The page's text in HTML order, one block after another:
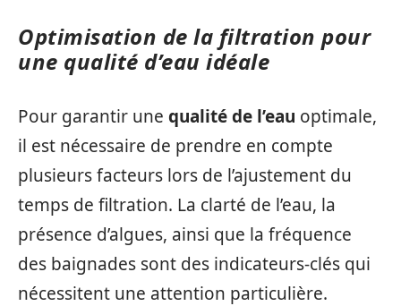
Optimisation de la filtration pour
une qualité d’eau idéale
Pour garantir une qualité de l’eau optimale,
il est nécessaire de prendre en compte
plusieurs facteurs lors de l’ajustement du
temps de filtration. La clarté de l’eau, la
présence d’algues, ainsi que la fréquence
des baignades sont des indicateurs-clés qui
nécessitent une attention particulière.